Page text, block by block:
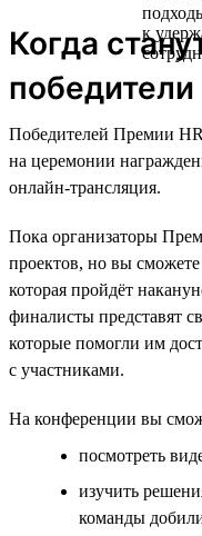
Когда
победители
Победителей Премии
на церемонии
онлайн-трансляция.
Пока организаторы
проектов, но вы
которая пройдёт
финалисты представят
которые помогли им
с участниками.
На конференции вы
посмотреть
изучить
команды